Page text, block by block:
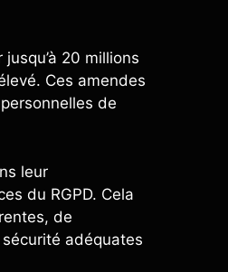
20 millions
Ces amendes
de
leur
du RGPD. Cela
de
adéquates